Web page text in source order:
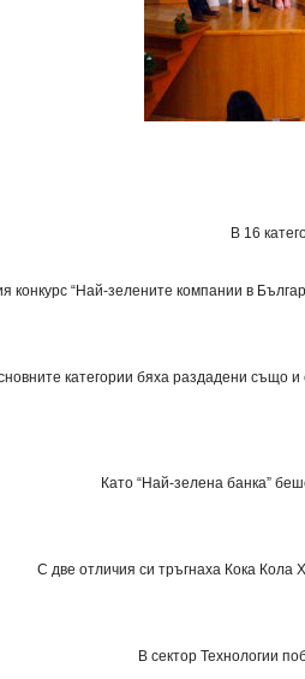
В 16
конкурс “Най-зелените компании в
категории бяха раздадени също
Като “Най-зелена банка”
С две отличия си тръгнаха Кока Кола
В сектор Технологии